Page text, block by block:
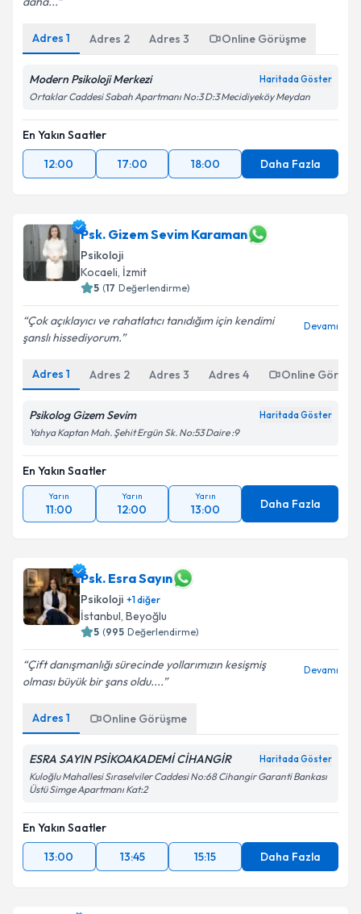
Adres 1 Adres 2 Adres 3 Online Görüşme
Modern Psikoloji Merkezi Haritada Göster
Ortaklar Caddesi Sabah Apartmanı No:3 D:3 Mecidiyeköy Meydan
En Yakın Saatler
12:00
17:00 18:00 Daha Fazla
Psk. Gizem Sevim Karaman
Psikoloji
Kocaeli, İzmit
5 (17 Değerlendirme)
Çok açıklayıcı ve rahatlatıcı tanıdığım için kendimi
şanslı hissediyorum.
Devamı
Adres 1 Adres 2 Adres 3 Adres 4 Online
Psikolog Gizem Sevim Haritada Göster
Yahya Kaptan Mah. Şehit Ergün Sk. No:53 Daire :9
En Yakın Saatler
Yarın
11:00
Yarın
12:00
Yarın
13:00 Daha Fazla
Psk. Esra Sayın
Psikoloji +1diğer
İstanbul, Beyoğlu
5 (995 Değerlendirme)
Çift danışmanlığı sürecinde yollarımızın kesişmiş
olması büyük bir şans oldu....
Devamı
Adres 1 Online Görüşme
ESRA SAYIN PSİKOAKADEMİ CİHANGİR Haritada Göster
Kuloğlu Mahallesi Sıraselviler Caddesi No:68 Cihangir Garanti Bankası
Üstü Simge Apartmanı Kat:2
En Yakın Saatler
13:00
13:45 15:15 Daha Fazla